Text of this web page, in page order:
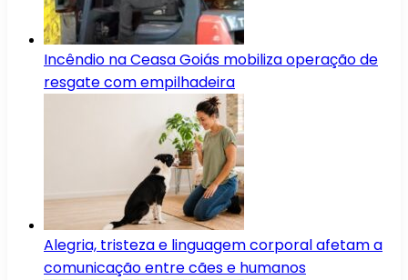
Incêndio na Ceasa Goiás mobiliza operação de
resgate com empilhadeira
Alegria, tristeza e linguagem corporal afetam a
comunicação entre cães e humanos